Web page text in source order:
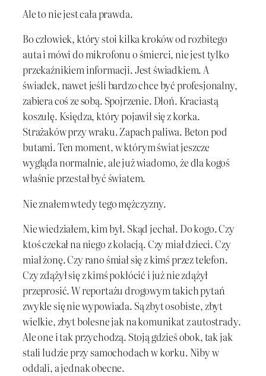
Ale to nie jest cała prawda.
Bo człowiek, który stoi kilka kroków od rozbitego
auta i mówi do mikrofonu o śmierci, nie jest tylko
przekaźnikiem informacji. Jest świadkiem. A
świadek, nawet jeśli bardzo chce być profesjonalny,
zabiera coś ze sobą. Spojrzenie. Dłoń. Kraciastą
koszulę. Księdza, który pojawił się z korka.
Strażaków przy wraku. Zapach paliwa. Beton pod
butami. Ten moment, w którym świat jeszcze
wygląda normalnie, ale już wiadomo, że dla kogoś
właśnie przestał być światem.
Nie znałem wtedy tego mężczyzny.
Nie wiedziałem, kim był. Skąd jechał. Do kogo. Czy
ktoś czekał na niego z kolacją. Czy miał dzieci. Czy
miał żonę. Czy rano śmiał się z kimś przez telefon.
Czy zdążył się z kimś pokłócić i już nie zdążył
przeprosić. W reportażu drogowym takich pytań
zwykle się nie wypowiada. Są zbyt osobiste, zbyt
wielkie, zbyt bolesne jak na komunikat z autostrady.
Ale one i tak przychodzą. Stoją gdzieś obok, tak jak
stali ludzie przy samochodach w korku. Niby w
oddali, a jednak obecne.